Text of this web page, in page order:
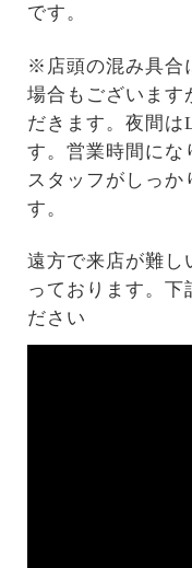
です。
※店頭の混み具合
場合もございます
だきます。夜間
す。営業時間にな
スタッフがしっか
す。
遠方で来店が難し
っております。下
ださい